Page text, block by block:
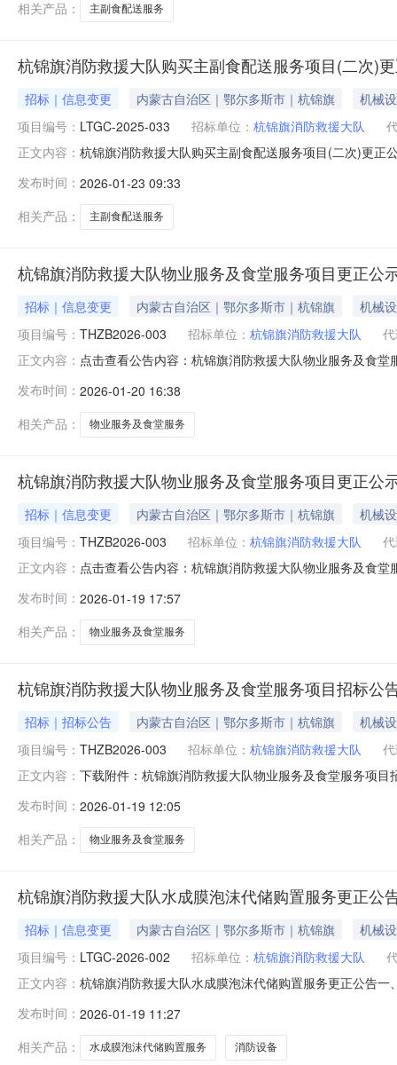
相关产品：
主副食配送服务
杭锦旗消防救援大队购买主副食配送服务项目(二次)
招标｜信息变更 内蒙古自治区｜鄂尔多斯市｜杭锦旗
机械
项目编号： LTGC-2025-033 招标单位： 杭锦旗消防救援大队
正文内容： 杭锦旗消防救援大队购买主副食配送服务项目(二次)更正
年01月26日上午10点前，变更为：2026年01月30日上
发布时间： 2026-01-23 09:33
相关产品：
主副食配送服务
杭锦旗消防救援大队物业服务及食堂服务项目更正公
招标｜信息变更 内蒙古自治区｜鄂尔多斯市｜杭锦旗
机械
项目编号： THZB2026-003 招标单位： 杭锦旗消防救援大队
正文内容： 点击查看公告内容：杭锦旗消防救援大队物业服务及食堂
发布时间： 2026-01-20 16:38
相关产品：
物业服务及食堂服务
杭锦旗消防救援大队物业服务及食堂服务项目更正公
招标｜信息变更 内蒙古自治区｜鄂尔多斯市｜杭锦旗
机械
项目编号： THZB2026-003 招标单位： 杭锦旗消防救援大队
正文内容： 点击查看公告内容：杭锦旗消防救援大队物业服务及食堂
发布时间： 2026-01-19 17:57
相关产品：
物业服务及食堂服务
杭锦旗消防救援大队物业服务及食堂服务项目招标公
招标｜招标公告 内蒙古自治区｜鄂尔多斯市｜杭锦旗
机械
项目编号： THZB2026-003 招标单位： 杭锦旗消防救援大队
正文内容： 下载附件：杭锦旗消防救援大队物业服务及食堂服务项目
发布时间： 2026-01-19 12:05
相关产品：
物业服务及食堂服务
杭锦旗消防救援大队水成膜泡沫代储购置服务更正公
招标｜信息变更 内蒙古自治区｜鄂尔多斯市｜杭锦旗
机械
项目编号： LTGC-2026-002 招标单位： 杭锦旗消防救援大队
正文内容： 杭锦旗消防救援大队水成膜泡沫代储购置服务更正公告
供货物有质量问题，成交供应商应无偿换货；变更为：
期间如有使用则按最终实际
发布时间： 2026-01-19 11:27
相关产品：
水成膜泡沫代储购置服务 消防设备